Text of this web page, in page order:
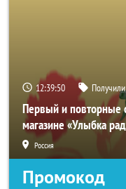
12:39:48
Первый и повторные
магазине «Улыбка
Россия
Промокод